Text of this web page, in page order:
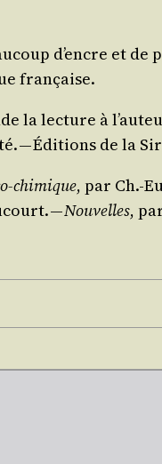
d’encre et
française.
la lec­ture à
— Édi­tions de la
chi­mique, par Ch.-
—Nou­velles,